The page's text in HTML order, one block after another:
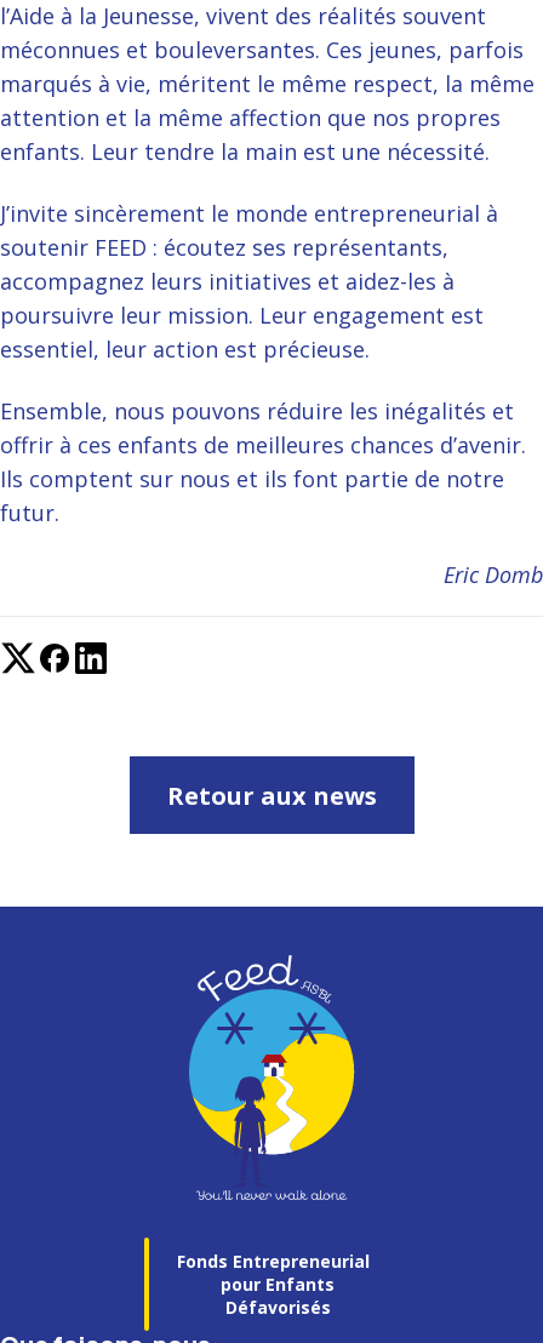
l’Aide à la Jeunesse, vivent des réalités souvent
méconnues et bouleversantes. Ces jeunes, parfois
marqués à vie, méritent le même respect, la même
attention et la même affection que nos propres
enfants. Leur tendre la main est une nécessité.
J’invite sincèrement le monde entrepreneurial à
soutenir FEED : écoutez ses représentants,
accompagnez leurs initiatives et aidez-les à
poursuivre leur mission. Leur engagement est
essentiel, leur action est précieuse.
Ensemble, nous pouvons réduire les inégalités et
offrir à ces enfants de meilleures chances d’avenir.
Ils comptent sur nous et ils font partie de notre
futur.
Eric Domb
Retour aux news
Fonds Entrepreneurial
pour Enfants
Défavorisés